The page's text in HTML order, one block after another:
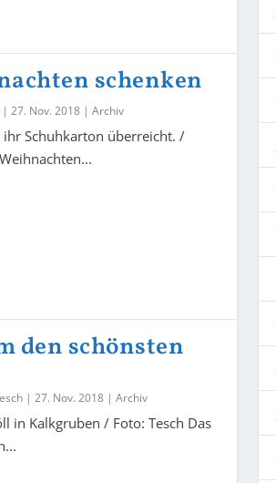
schenken
27. Nov. 2018| Archiv
Schuhkarton überreicht. /
den schönsten
| 27. Nov. 2018| Archiv
in Kalkgruben / Foto: Tesch Das